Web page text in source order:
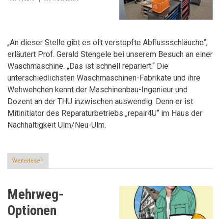
„An dieser Stelle gibt es oft verstopfte Abflussschläuche“,
erläutert Prof. Gerald Stengele bei unserem Besuch an einer
Waschmaschine. „Das ist schnell repariert.“ Die
unterschiedlichsten Waschmaschinen-Fabrikate und ihre
Wehwehchen kennt der Maschinenbau-Ingenieur und
Dozent an der THU inzwischen auswendig. Denn er ist
Mitinitiator des Reparaturbetriebs „repair4U“ im Haus der
Nachhaltigkeit Ulm/Neu-Ulm.
Weiterlesen
Share
Kaufrausch
Mehrweg-
Optionen